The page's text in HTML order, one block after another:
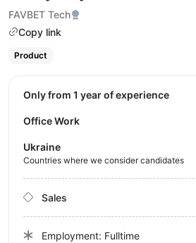
FAVBET Tech
Copy link
Product
Only from 1 year of experience
Office Work
Ukraine
Countries where we consider candidates
Sales
Employment: Fulltime